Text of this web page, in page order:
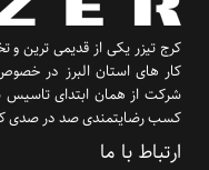
کرج تیزر یکی از قدیمی ترین
کار های استان البرز در
شرکت از همان ابتدای تاسیس
کسب رضایتمندی صد در صدی
ارتباط با ما